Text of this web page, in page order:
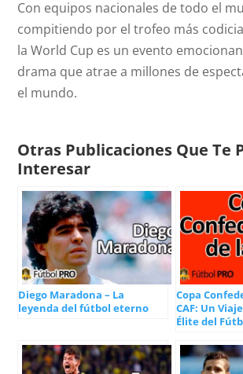
Con equipos nacionales de todo el
compitiendo por el trofeo más
la World Cup es un evento
drama que atrae a millones de
el mundo.
Otras Publicaciones Que Te
Interesar
Diego Maradona – La
leyenda del fútbol eterno
Copa
CAF: Un
Élite del